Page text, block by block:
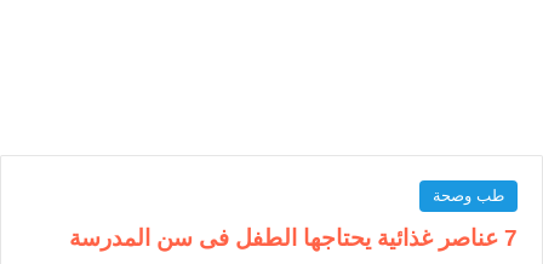
طب وصحة
7 عناصر غذائية يحتاجها الطفل فى سن المدرسة